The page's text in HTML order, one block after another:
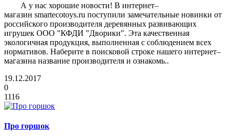
А у нас хорошие новости! В интернет–
магазин smartecotoys.ru поступили замечательные новинки от
российского производителя деревянных развивающих
игрушек ООО "КФДИ "Дворики". Эта качественная
экологичная продукция, выполненная с соблюдением всех
нормативов. Наберите в поисковой строке нашего интернет–
магазина название производителя и ознакомь..
19.12.2017
0
1116
Про горшок